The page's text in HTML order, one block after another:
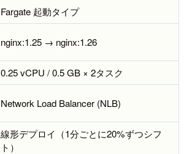
Fargate 起動タイプ
nginx:1.25 → nginx:1.26
0.25 vCPU / 0.5 GB × 2タスク
Network Load Balancer (NLB)
線形デプロイ（1分ごとに20%ずつシフ
ト）